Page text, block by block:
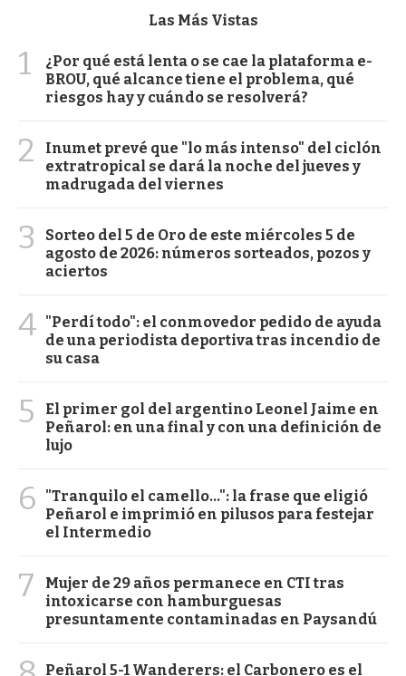
Las Más Vistas
1
¿Por qué está lenta o se cae la plataforma e-
BROU, qué alcance tiene el problema, qué
riesgos hay y cuándo se resolverá?
2
Inumet prevé que "lo más intenso" del ciclón
extratropical se dará la noche del jueves y
madrugada del viernes
3
Sorteo del 5 de Oro de este miércoles 5 de
agosto de 2026: números sorteados, pozos y
aciertos
4 "Perdí todo": el conmovedor pedido de ayuda
de una periodista deportiva tras incendio de
su casa
5
El primer gol del argentino Leonel Jaime en
Peñarol: en una final y con una definición de
lujo
6
"Tranquilo el camello...": la frase que eligió
Peñarol e imprimió en pilusos para festejar
el Intermedio
7
Mujer de 29 años permanece en CTI tras
intoxicarse con hamburguesas
presuntamente contaminadas en Paysandú
Peñarol 5-1 Wanderers: el Carbonero es el